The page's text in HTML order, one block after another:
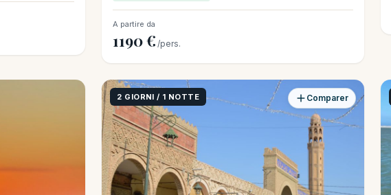
A partire da
1190 € /pers.
2 GIORNI / 1 NOTTE Comparer